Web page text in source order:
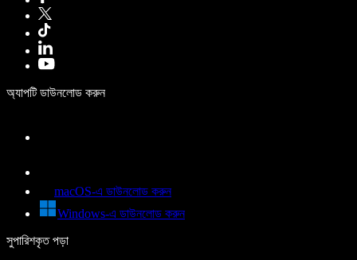
অ্যাপটি ডাউনলোড করুন
macOS-এ ডাউনলোড করুন
Windows-এ ডাউনলোড করুন
সুপারিশকৃত পড়া